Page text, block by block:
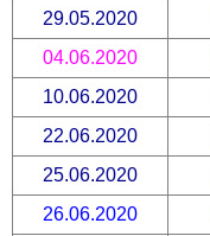
29.05.2020
04.06.2020
10.06.2020
22.06.2020
25.06.2020
26.06.2020